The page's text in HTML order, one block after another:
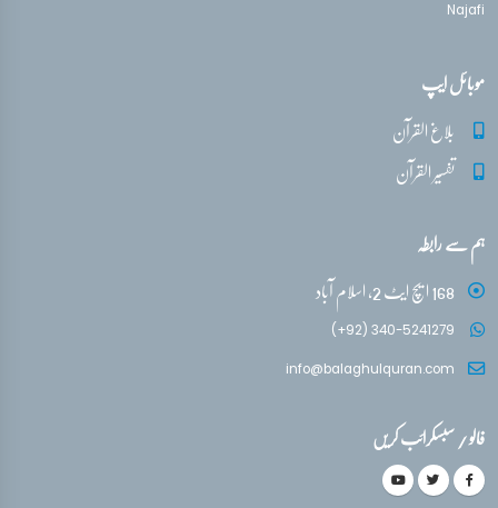
Najafi
موبائل ایپ
بلاغ القرآن
تفسیر القرآن
ہم سے رابطہ
168 ایچ ایٹ 2، اسلام آباد
(+92) 340-5241279
info@balaghulquran.com
فالو / سبسکرائب کریں